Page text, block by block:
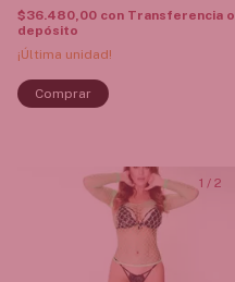
$36.480,00 con Transferencia o
depósito
¡Última unidad!
1 / 2